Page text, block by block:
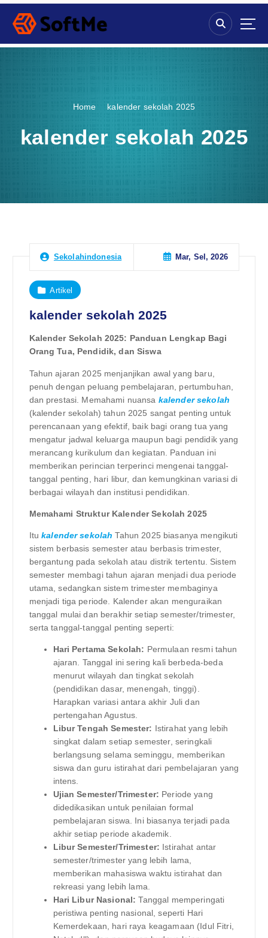
S
p
Home kalender sekolah 2025
kalender sekolah 2025
Sekolahindonesia Mar, Sel, 2026
Artikel
kalender sekolah 2025
Kalender Sekolah 2025: Panduan Lengkap Bagi
Orang Tua, Pendidik, dan Siswa
Tahun ajaran 2025 menjanjikan awal yang baru,
penuh dengan peluang pembelajaran, pertumbuhan,
dan prestasi. Memahami nuansa kalender sekolah
(kalender sekolah) tahun 2025 sangat penting untuk
perencanaan yang efektif, baik bagi orang tua yang
mengatur jadwal keluarga maupun bagi pendidik yang
merancang kurikulum dan kegiatan. Panduan ini
memberikan perincian terperinci mengenai tanggal-
tanggal penting, hari libur, dan kemungkinan variasi di
berbagai wilayah dan institusi pendidikan.
Memahami Struktur Kalender Sekolah 2025
Itukalender sekolah Tahun 2025 biasanya mengikuti
sistem berbasis semester atau berbasis trimester,
bergantung pada sekolah atau distrik tertentu. Sistem
semester membagi tahun ajaran menjadi dua periode
utama, sedangkan sistem trimester membaginya
menjadi tiga periode. Kalender akan menguraikan
tanggal mulai dan berakhir setiap semester/trimester,
serta tanggal-tanggal penting seperti:
Hari Pertama Sekolah: Permulaan resmi tahun
ajaran. Tanggal ini sering kali berbeda-beda
menurut wilayah dan tingkat sekolah
(pendidikan dasar, menengah, tinggi).
Harapkan variasi antara akhir Juli dan
pertengahan Agustus.
Libur Tengah Semester: Istirahat yang lebih
singkat dalam setiap semester, seringkali
berlangsung selama seminggu, memberikan
siswa dan guru istirahat dari pembelajaran yang
intens.
Ujian Semester/Trimester: Periode yang
didedikasikan untuk penilaian formal
pembelajaran siswa. Ini biasanya terjadi pada
akhir setiap periode akademik.
Libur Semester/Trimester: Istirahat antar
semester/trimester yang lebih lama,
memberikan mahasiswa waktu istirahat dan
rekreasi yang lebih lama.
Hari Libur Nasional: Tanggal memperingati
peristiwa penting nasional, seperti Hari
Kemerdekaan, hari raya keagamaan (Idul Fitri,